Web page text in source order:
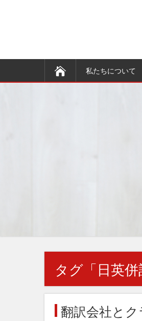
私たちについて
タグ「日英
翻訳会社と